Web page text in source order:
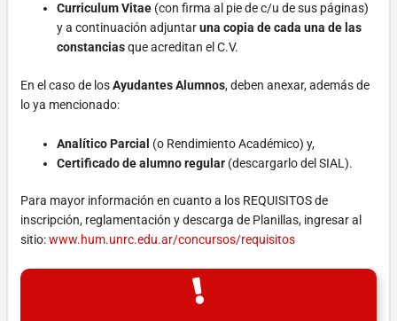
Curriculum Vitae (con firma al pie de c/u de sus páginas)
y a continuación adjuntaruna copia de cada una de las
constanciasque acreditan el C.V.
En el caso de losAyudantes Alumnos, deben anexar, además de
lo ya mencionado:
Analítico Parcial (o Rendimiento Académico) y,
Certificado de alumno regular (descargarlo del SIAL).
Para mayor información en cuanto a los REQUISITOS de
inscripción, reglamentación y descarga de Planillas, ingresar al
sitio:www.hum.unrc.edu.ar/concursos/requisitos